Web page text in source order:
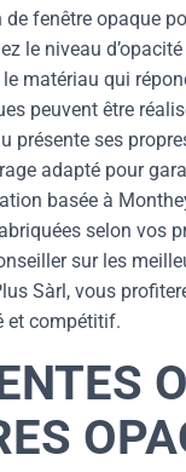
fenêtre opaque
le niveau
matériau qui
peuvent être
présente ses
adapté pour
basée à
selon vos
sur les
Sàrl, vous
et compétitif.